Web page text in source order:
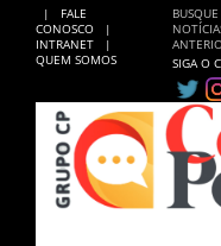
|
FALE
CONOSCO
|
INTRANET
|
QUEM SOMOS
BUSQUE
SIGA O